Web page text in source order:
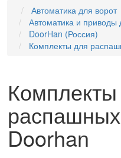
Автоматика для ворот
Автоматика и
DoorHan (Россия)
Комплекты для
Doorhan